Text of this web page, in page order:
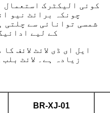
چونکہ برائٹ نیو
شمسی توانائی سے چلتی
کے لیے
زیادہ ہے۔ لائٹ
BR-XJ-01